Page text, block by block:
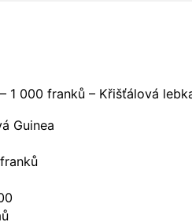
1 000 franků – Křišťálová
Guinea